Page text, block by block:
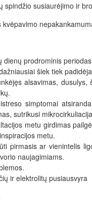
spindžio susiaurėjimo ir
kvėpavimo
dienų prodrominis
šiek tiek
alsavimas,
simptomai
sutrikusi
metu girdimas
metu.
pirmasis ar vienintelis
naujagimiams.
ir elektrolitų pusiausvyra